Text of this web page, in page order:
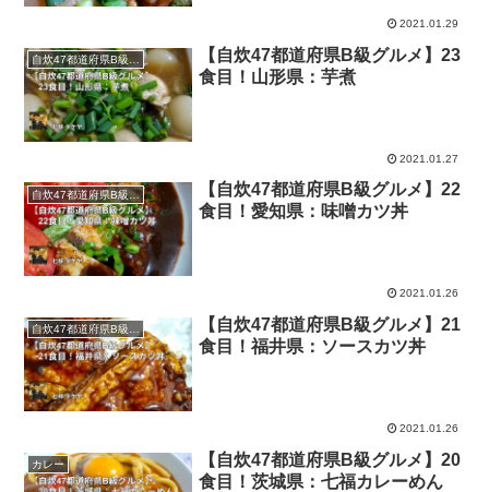
2021.01.29
自炊47都道府県B級グルメ
【自炊47都道府県B級グルメ】23
食目！山形県：芋煮
2021.01.27
自炊47都道府県B級グルメ
【自炊47都道府県B級グルメ】22
食目！愛知県：味噌カツ丼
2021.01.26
自炊47都道府県B級グルメ
【自炊47都道府県B級グルメ】21
食目！福井県：ソースカツ丼
2021.01.26
カレー
【自炊47都道府県B級グルメ】20
食目！茨城県：七福カレーめん